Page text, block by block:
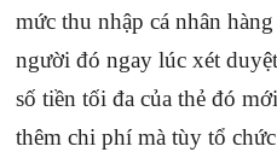
mức thu nhập cá nhân
người đó ngay lúc xét
số tiền tối đa của thẻ đó
thêm chi phí mà tùy tổ